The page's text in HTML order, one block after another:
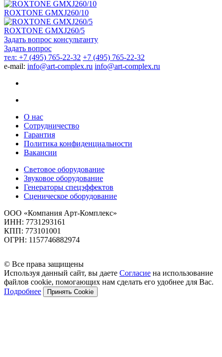
ROXTONE GMXJ260/10
ROXTONE GMXJ260/5
Задать вопрос консультанту
Задать вопрос
тел: +7 (495) 765-22-32 +7 (495) 765-22-32
e-mail: info@art-complex.ru info@art-complex.ru
О нас
Сотрудничество
Гарантия
Политика конфиденциальности
Вакансии
Световое оборудование
Звуковое оборудование
Генераторы спецэффектов
Сценическое оборудование
ООО «Компания Арт-Комплекс»
ИНН: 7731293161
КПП: 773101001
ОГРН: 1157746882974
© Все права защищены
Используя данный сайт, вы даете Согласие на использование
файлов cookie, помогающих нам сделать его удобнее для Вас.
Подробнее
Принять Cookie